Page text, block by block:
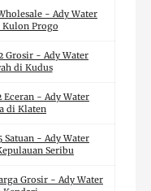
- Ady Water
Progo
Grosir - Ady Water
di Kudus
Eceran - Ady Water
di Klaten
Satuan - Ady Water
Seribu
Grosir - Ady Water